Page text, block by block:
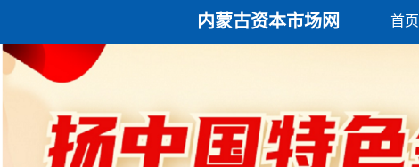
内蒙古资本市场网 首页